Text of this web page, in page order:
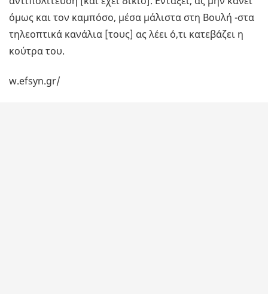
όμως και τον καμπόσο, μέσα μάλιστα στη Βουλή -στα
τηλεοπτικά κανάλια [τους] ας λέει ό,τι κατεβάζει η
κούτρα του.
w.efsyn.gr/